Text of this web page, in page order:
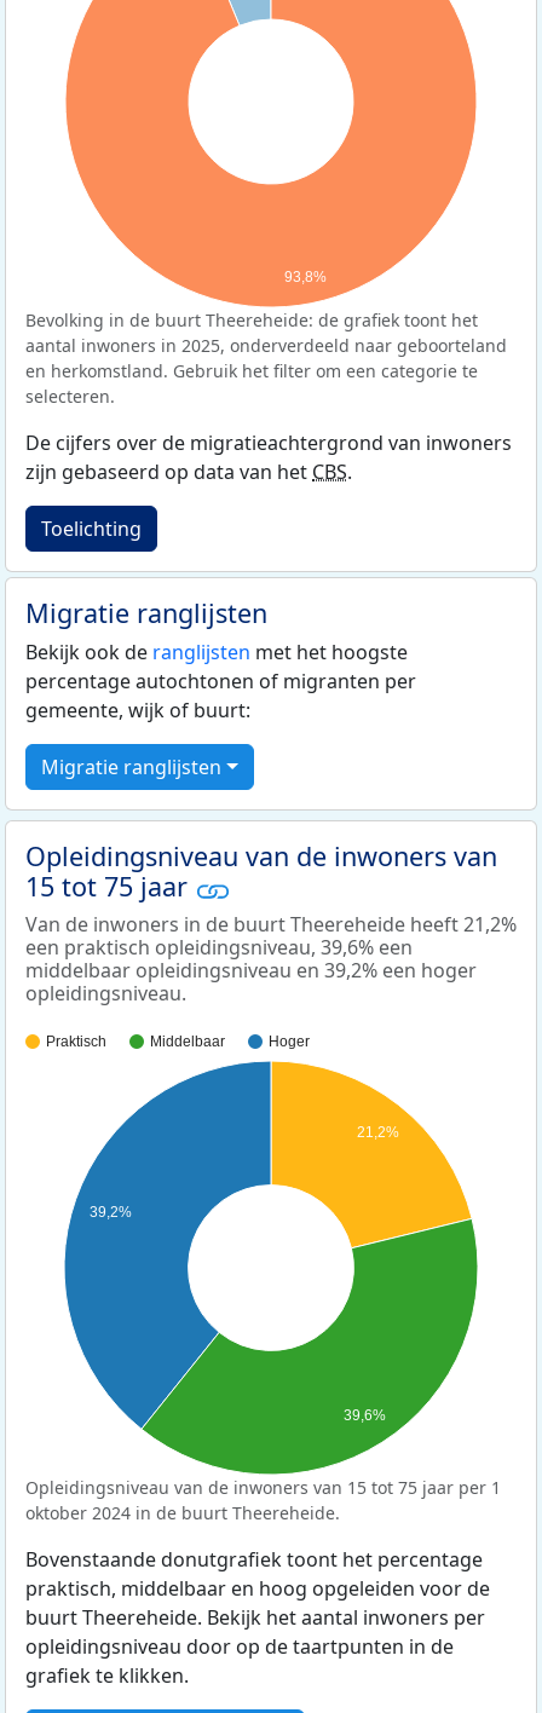
93,8%
Bevolking in de buurt Theereheide: de grafiek toont het
aantal inwoners in 2025, onderverdeeld naar geboorteland
en herkomstland. Gebruik het filter om een categorie te
selecteren.
De cijfers over de migratieachtergrond van inwoners
zijn gebaseerd op data van het CBS.
Toelichting
Migratie ranglijsten
Bekijk ook de ranglijsten met het hoogste
percentage autochtonen of migranten per
gemeente, wijk of buurt:
Migratie ranglijsten
Opleidingsniveau van de inwoners van
15 tot 75 jaar
Van de inwoners in de buurt Theereheide heeft 21,2%
een praktisch opleidingsniveau, 39,6% een
middelbaar opleidingsniveau en 39,2% een hoger
opleidingsniveau.
Praktisch Middelbaar Hoger
21,2%
39,2%
39,6%
Opleidingsniveau van de inwoners van 15 tot 75 jaar per 1
oktober 2024 in de buurt Theereheide.
Bovenstaande donutgrafiek toont het percentage
praktisch, middelbaar en hoog opgeleiden voor de
buurt Theereheide. Bekijk het aantal inwoners per
opleidingsniveau door op de taartpunten in de
grafiek te klikken.